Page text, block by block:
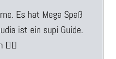
Es hat Mega Spaß
ist ein supi Guide.
✌🏻